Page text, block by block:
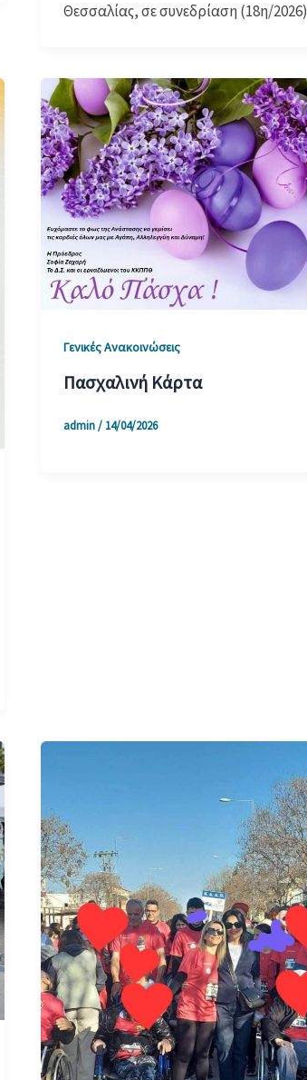
Θεσσαλίας, σε συνεδρίαση (18η/2026)
Γενικές Ανακοινώσεις
Πασχαλινή Κάρτα
admin/ 14/04/2026